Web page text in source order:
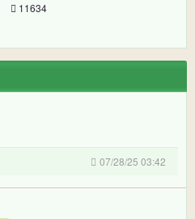
11634
07/28/25 03:42